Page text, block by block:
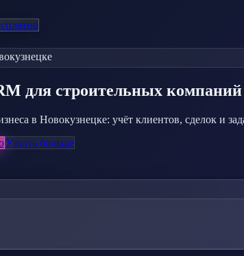
для строительных компаний
в Новокузнецке: учёт клиентов, сделок и
Узнать больше